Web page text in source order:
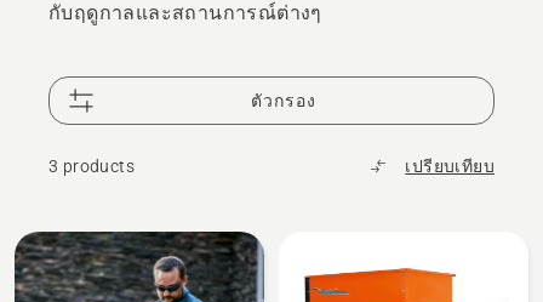
กับฤดูกาลและสถานการณ์ต่างๆ
ตัวกรอง
3 products เปรียบเทียบ
All
products